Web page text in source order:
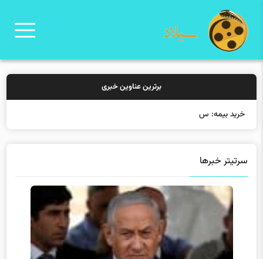
برترین عناوین خبری
خرید بیمه: سنتی یا
سرتیتر خبرها